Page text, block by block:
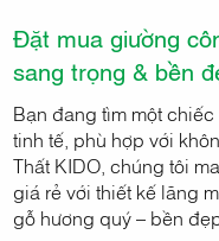
Đặt mua giường
sang trọng & bền
Bạn đang tìm một
tinh tế, phù hợp với
Thất KIDO, chúng tôi
giá rẻ với thiết kế lãng
gỗ hương quý – bền